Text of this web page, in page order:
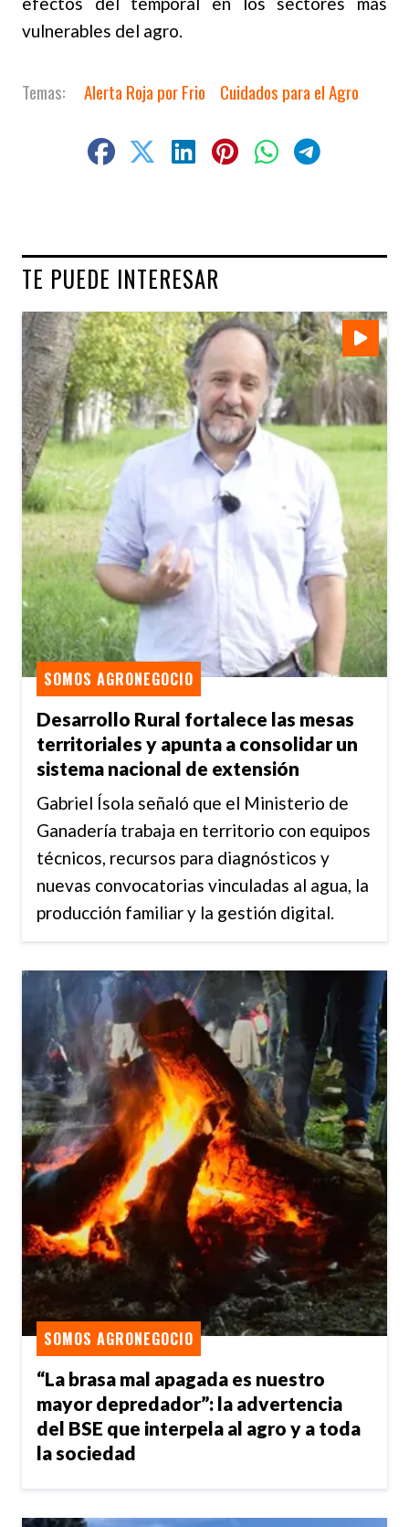
vulnerables del agro.
Alerta Roja por Frio Cuidados para el Agro
TE PUEDE INTERESAR
Desarrollo Rural fortalece las mesas
territoriales y apunta a consolidar un
sistema nacional de extensión
SOMOS AGRONEGOCIO
Gabriel Ísola señaló que el Ministerio de
Ganadería trabaja en territorio con equipos
técnicos, recursos para diagnósticos y
nuevas convocatorias vinculadas al agua, la
producción familiar y la gestión digital.
“La brasa mal apagada es nuestro
mayor depredador”: la advertencia
del BSE que interpela al agro y a toda
la sociedad
SOMOS AGRONEGOCIO